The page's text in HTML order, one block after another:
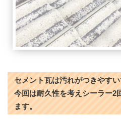
セメント瓦は汚れがつきやすい
今回は耐久性を考えシーラー2
ます。